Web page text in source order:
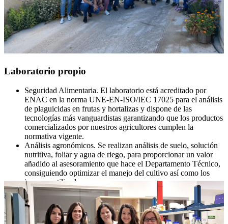
Laboratorio propio
Seguridad Alimentaria. El laboratorio está acreditado por
ENAC en la norma UNE-EN-ISO/IEC 17025 para el análisis
de plaguicidas en frutas y hortalizas y dispone de las
tecnologías más vanguardistas garantizando que los productos
comercializados por nuestros agricultores cumplen la
normativa vigente.
Análisis agronómicos. Se realizan análisis de suelo, solución
nutritiva, foliar y agua de riego, para proporcionar un valor
añadido al asesoramiento que hace el Departamento Técnico,
consiguiendo optimizar el manejo del cultivo así como los
insumos utilizados.
Mejora de Producto y análisis postcosecha. En colaboración
con el área I+D+i del Departamento Técnico, se realizan
ensayos con las diferentes variedades para contribuir a la
selección de los mejores productos para el agricultor.